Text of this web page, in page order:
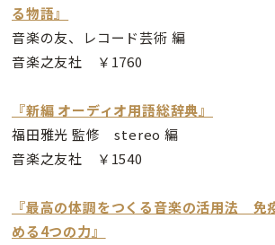
る物語』
音楽の友、レコード芸術 編
音楽之友社 ￥1760
『新編 オーディオ用語総辞典』
福田雅光 監修 stereo 編
音楽之友社 ￥1540
『最高の体調をつくる音楽の活用法 免
める4つの力』